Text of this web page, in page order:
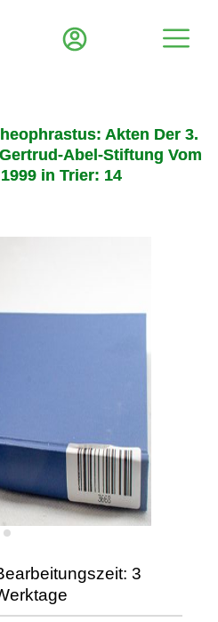
Akten Der 3.
Abel-Stiftung Vom
in Trier: 14
3